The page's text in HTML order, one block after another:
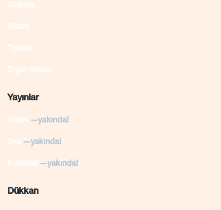
Sinema
Müzik
Tiyatro
Diğer Şeyler
Yayınlar
Video —yakında!
Ses —yakında!
Podcast —yakında!
Dükkan